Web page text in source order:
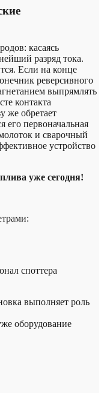
касаясь
разряд тока.
Если на конце
реверсивного
выпрямлять
контакта
же обретает
его первоначальная
и сварочный
устройство
уже сегодня!
споттера
выполняет роль
оборудование